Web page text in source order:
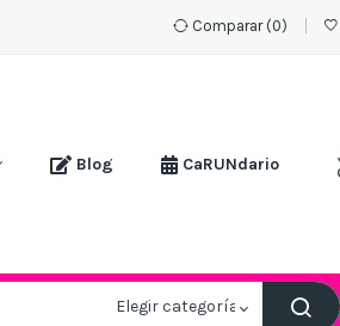
Comparar (0)
Blog CaRUNdario